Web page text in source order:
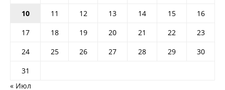
10
11 12 13 14 15
16
17
18 19 20 21 22
23
24
25 26 27 28 29
30
31
« Июл